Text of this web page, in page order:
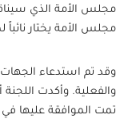
مجلس الأمة الذي
مجلس الأمة يختار
وقد تم استدعاء الجهات
والفعلية. وأكدت اللجنة